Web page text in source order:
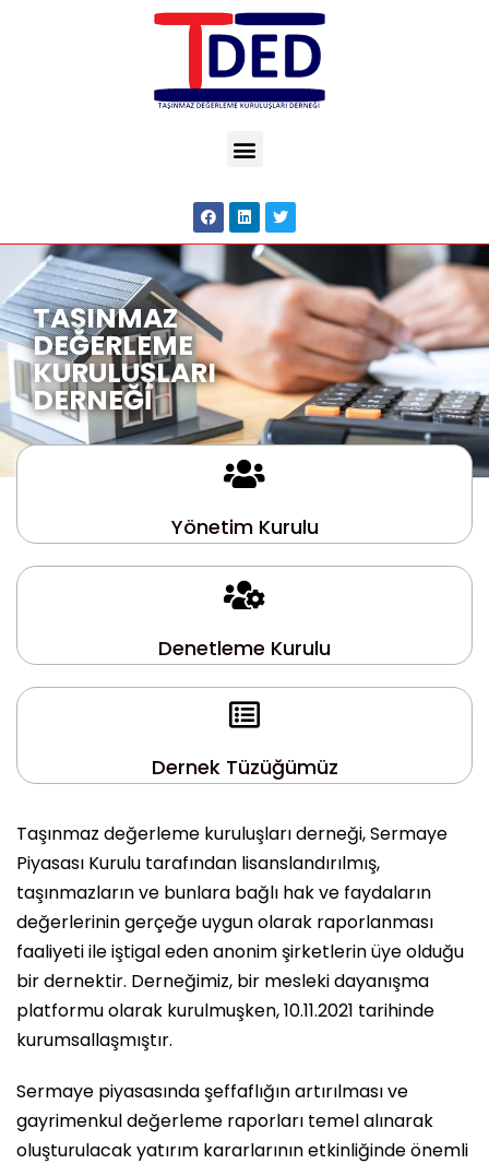
TAŞINMAZ
DEĞERLEME
KURULUŞLARI
DERNEĞİ
Yönetim Kurulu
Denetleme Kurulu
Dernek Tüzüğümüz
Taşınmaz değerleme kuruluşları derneği, Sermaye
Piyasası Kurulu tarafından lisanslandırılmış,
taşınmazların ve bunlara bağlı hak ve faydaların
değerlerinin gerçeğe uygun olarak raporlanması
faaliyeti ile iştigal eden anonim şirketlerin üye olduğu
bir dernektir. Derneğimiz, bir mesleki dayanışma
platformu olarak kurulmuşken, 10.11.2021 tarihinde
kurumsallaşmıştır.
Sermaye piyasasında şeffaflığın artırılması ve
gayrimenkul değerleme raporları temel alınarak
oluşturulacak yatırım kararlarının etkinliğinde önemli